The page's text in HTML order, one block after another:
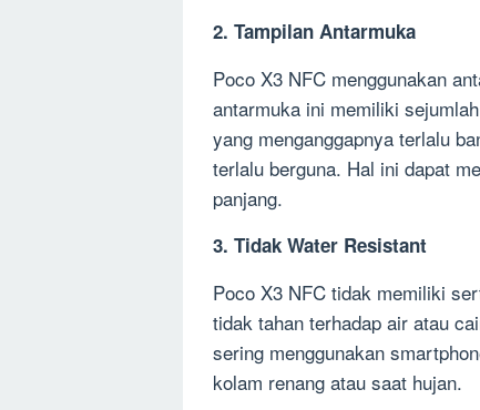
2. Tampilan Antarmuka
Poco X3 NFC menggunakan
antarmuka ini memiliki
yang menganggapnya terlalu
terlalu berguna. Hal ini dapat
panjang.
3. Tidak Water Resistant
Poco X3 NFC tidak memiliki
tidak tahan terhadap air atau
sering menggunakan
kolam renang atau saat hujan.